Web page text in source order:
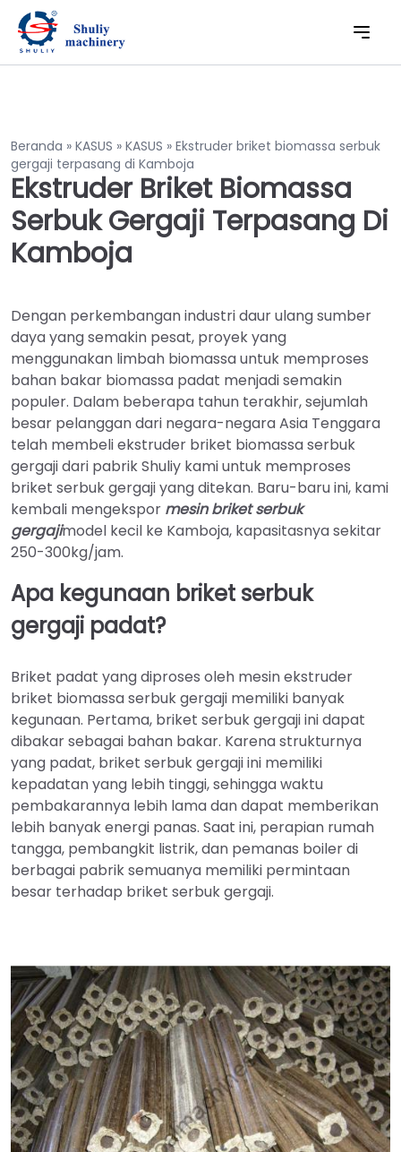
Beranda » KASUS » KASUS » Ekstruder briket biomassa serbuk
gergaji terpasang di Kamboja
Ekstruder Briket Biomassa
Serbuk Gergaji Terpasang Di
Kamboja
Dengan perkembangan industri daur ulang sumber
daya yang semakin pesat, proyek yang
menggunakan limbah biomassa untuk memproses
bahan bakar biomassa padat menjadi semakin
populer. Dalam beberapa tahun terakhir, sejumlah
besar pelanggan dari negara-negara Asia Tenggara
telah membeli ekstruder briket biomassa serbuk
gergaji dari pabrik Shuliy kami untuk memproses
briket serbuk gergaji yang ditekan. Baru-baru ini, kami
kembali mengekspor mesin briket serbuk
gergajimodel kecil ke Kamboja, kapasitasnya sekitar
250-300kg/jam.
Apa kegunaan briket serbuk
gergaji padat?
Briket padat yang diproses oleh mesin ekstruder
briket biomassa serbuk gergaji memiliki banyak
kegunaan. Pertama, briket serbuk gergaji ini dapat
dibakar sebagai bahan bakar. Karena strukturnya
yang padat, briket serbuk gergaji ini memiliki
kepadatan yang lebih tinggi, sehingga waktu
pembakarannya lebih lama dan dapat memberikan
lebih banyak energi panas. Saat ini, perapian rumah
tangga, pembangkit listrik, dan pemanas boiler di
berbagai pabrik semuanya memiliki permintaan
besar terhadap briket serbuk gergaji.